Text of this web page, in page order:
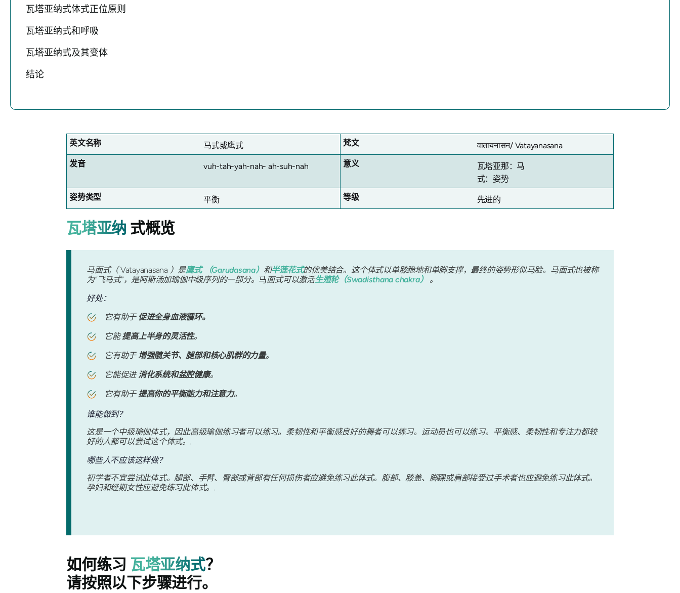
瓦塔亚纳式体式正位原则
瓦塔亚纳式和呼吸
瓦塔亚纳式及其变体
结论
英文名称 马式或鹰式 梵文 वातायनासन/ Vatayanasana
发音
vuh-tah-yah-nah- ah-suh-nah 意义
瓦塔亚那：马
式：姿势
姿势类型
平衡 等级 先进的
瓦塔亚纳 式概览
马面式（Vatayanasana ）是鹰式（Garudasana） 和半莲花式的优美结合。这个体式以单膝跪地和单脚支撑，最终的姿势形似马脸。马面式也被称
为“飞马式”，是阿斯汤加瑜伽中级序列的一部分。 马面式可以激活生殖轮（Swadisthana chakra）
。
好处：
它有助于 促进全身血液循环。
它能提高上半身的灵活性。
它有助于 增强髋关节、腿部和核心肌群的力量。
它能促进消化系统和盆腔健康。
它有助于提高你的平衡能力和注意力。
谁能做到？
这是一个中级瑜伽体式，因此高级瑜伽练习者可以练习。柔韧性和平衡感良好的舞者可以练习。运动员也可以练习。平衡感、柔韧性和专注力都较
好的人都可以尝试这个体式。.
哪些人不应该这样做？
初学者不宜尝试此体式。腿部、手臂、臀部或背部有任何损伤者应避免练习此体式。腹部、膝盖、脚踝或肩部接受过手术者也应避免练习此体式。
孕妇和经期女性应避免练习此体式。.
如何练习 瓦塔亚纳式？
请按照以下步骤进行。